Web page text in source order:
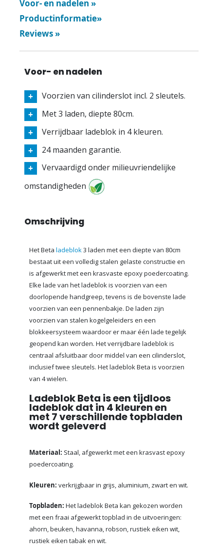
Voor- en nadelen »
Productinformatie»
Reviews »
Voor- en nadelen
Voorzien van cilinderslot incl. 2 sleutels.
Met 3 laden, diepte 80cm.
Verrijdbaar ladeblok in 4 kleuren.
24 maanden garantie.
Vervaardigd onder milieuvriendelijke
omstandigheden
Omschrijving
Het Beta ladeblok3 laden met een diepte van 80cm
bestaat uit een volledig stalen gelaste constructie en
is afgewerkt met een krasvaste epoxy poedercoating.
Elke lade van het ladeblok is voorzien van een
doorlopende handgreep, tevens is de bovenste lade
voorzien van een pennenbakje. De laden zijn
voorzien van stalen kogelgeleiders en een
blokkeersysteem waardoor er maar één lade tegelijk
geopend kan worden. Het verrijdbare ladeblok is
centraal afsluitbaar door middel van een cilinderslot,
inclusief twee sleutels. Het ladeblok Beta is voorzien
van 4 wielen.
Ladeblok Beta is een tijdloos
ladeblok dat in 4 kleuren en
met 7 verschillende topbladen
wordt geleverd
Materiaal: Staal, afgewerkt met een krasvast epoxy
poedercoating.
Kleuren: verkrijgbaar in grijs, aluminium, zwart en wit.
Topbladen: Het ladeblok Beta kan gekozen worden
met een fraai afgewerkt topblad in de uitvoeringen:
ahorn, beuken, havanna, robson, rustiek eiken wit,
rustiek eiken tabak en wit.